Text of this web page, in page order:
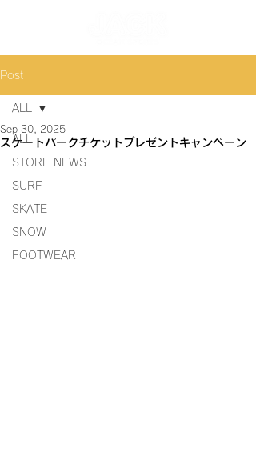
Post
ALL
STORE NEWS
SURF
SKATE
SNOW
FOOTWEAR
ALL
スケートパークチケットプレゼントキャンペーン
Sep 30, 2025